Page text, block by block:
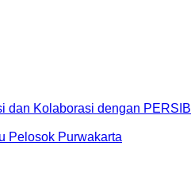
dan Kolaborasi dengan PERSIB
Pelosok Purwakarta